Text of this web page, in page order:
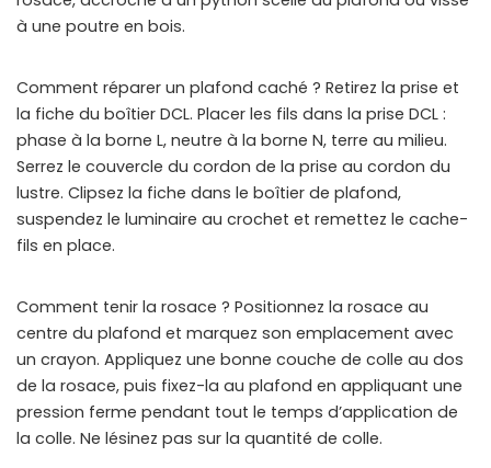
à une poutre en bois.
Comment réparer un plafond caché ? Retirez la prise et
la fiche du boîtier DCL. Placer les fils dans la prise DCL :
phase à la borne L, neutre à la borne N, terre au milieu.
Serrez le couvercle du cordon de la prise au cordon du
lustre. Clipsez la fiche dans le boîtier de plafond,
suspendez le luminaire au crochet et remettez le cache-
fils en place.
Comment tenir la rosace ? Positionnez la rosace au
centre du plafond et marquez son emplacement avec
un crayon. Appliquez une bonne couche de colle au dos
de la rosace, puis fixez-la au plafond en appliquant une
pression ferme pendant tout le temps d’application de
la colle. Ne lésinez pas sur la quantité de colle.